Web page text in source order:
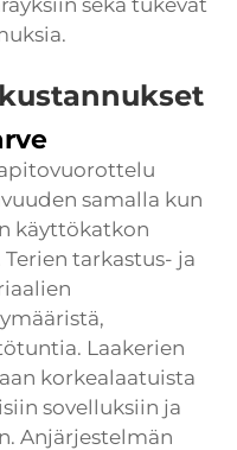
sekä tukevat
samalla kun
käyttökatkon
tarkastus- ja
Laakerien
korkealaatuista
sovelluksiin ja
Anjärjestelmän